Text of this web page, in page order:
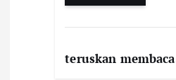
teruskan membaca